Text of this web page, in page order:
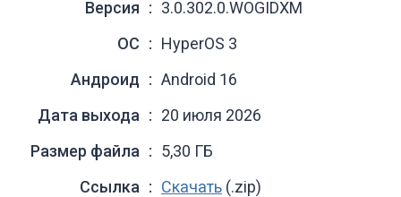
Версия
3.0.302.0.WOGIDXM
ОС
HyperOS 3
Андроид
Android 16
Дата выхода
20 июля 2026
Размер файла
5,30 ГБ
Ссылка
Скачать (.zip)